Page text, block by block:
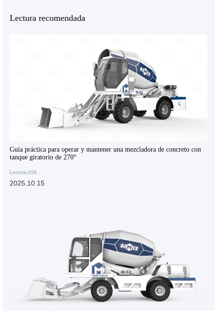
Lectura recomendada
Guía práctica para operar y mantener una mezcladora de concreto con
tanque giratorio de 270°
Lectura:158
2025.10.15